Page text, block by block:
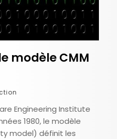
modèle CMM
Engineering Institute
1980, le modèle
model) définit les